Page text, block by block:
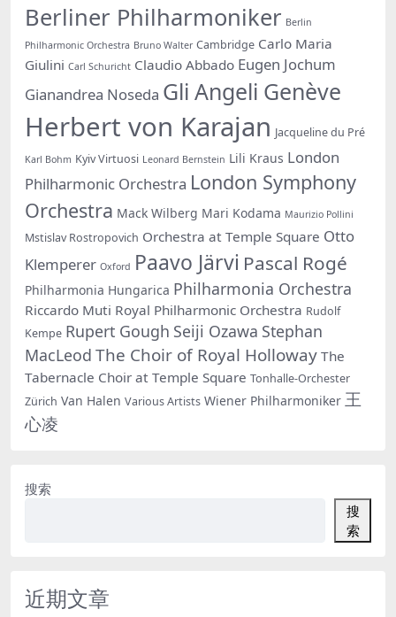
Berliner Philharmoniker Berlin
Philharmonic Orchestra Bruno Walter Cambridge Carlo Maria
Giulini Carl Schuricht Claudio Abbado Eugen Jochum
Gianandrea Noseda Gli Angeli Genève
Herbert von Karajan Jacqueline du Pré
Karl Bohm Kyiv Virtuosi Leonard Bernstein Lili Kraus London
Philharmonic Orchestra London Symphony
Orchestra Mack Wilberg Mari Kodama Maurizio Pollini
Mstislav Rostropovich Orchestra at Temple Square Otto
Klemperer Oxford Paavo Järvi Pascal Rogé
Philharmonia Hungarica Philharmonia Orchestra
Riccardo Muti Royal Philharmonic Orchestra Rudolf
Kempe Rupert Gough Seiji Ozawa Stephan
MacLeod The Choir of Royal Holloway The
Tabernacle Choir at Temple Square Tonhalle-Orchester
Zürich Van Halen Various Artists Wiener Philharmoniker 王
心凌
搜索
搜
索
近期文章